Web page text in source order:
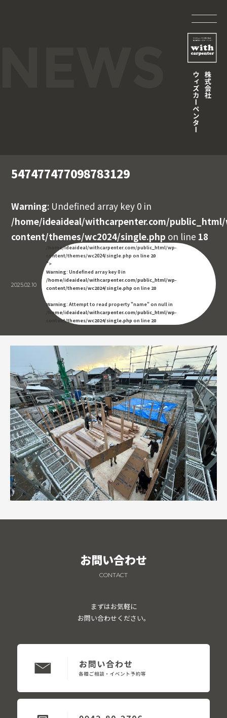
547477477098783129
Warning: Undefined array key 0 in
/home/ideaideal/withcarpenter.com/
content/themes/wc2024/single.php on line 18
2025.02.10
/home/ideaideal/withcarpenter.com/public_html/wp-
content/themes/wc2024/single.php on line 20
">
Warning: Undefined array key 0 in
/home/ideaideal/withcarpenter.com/public_html/wp-
content/themes/wc2024/single.php on line 20
Warning: Attempt to read property "name" on null in
/home/ideaideal/withcarpenter.com/public_html/wp-
content/themes/wc2024/single.php on line 20
お問い合わせ
CONTACT
まずはお気軽に
お問い合わせください。